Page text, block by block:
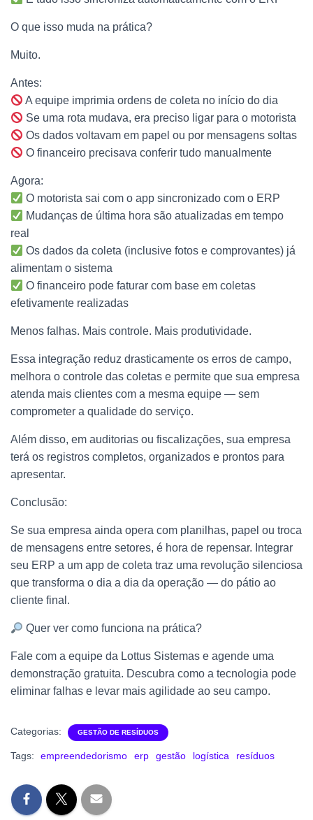
O que isso muda na prática?
Muito.
Antes:
A equipe imprimia ordens de coleta no início do dia
Se uma rota mudava, era preciso ligar para o motorista
Os dados voltavam em papel ou por mensagens soltas
O financeiro precisava conferir tudo manualmente
Agora:
O motorista sai com o app sincronizado com o ERP
Mudanças de última hora são atualizadas em tempo
real
Os dados da coleta (inclusive fotos e comprovantes) já
alimentam o sistema
O financeiro pode faturar com base em coletas
efetivamente realizadas
Menos falhas. Mais controle. Mais produtividade.
Essa integração reduz drasticamente os erros de campo,
melhora o controle das coletas e permite que sua empresa
atenda mais clientes com a mesma equipe — sem
comprometer a qualidade do serviço.
Além disso, em auditorias ou fiscalizações, sua empresa
terá os registros completos, organizados e prontos para
apresentar.
Conclusão:
Se sua empresa ainda opera com planilhas, papel ou troca
de mensagens entre setores, é hora de repensar. Integrar
seu ERP a um app de coleta traz uma revolução silenciosa
que transforma o dia a dia da operação — do pátio ao
cliente final.
Quer ver como funciona na prática?
Fale com a equipe da Lottus Sistemas e agende uma
demonstração gratuita. Descubra como a tecnologia pode
eliminar falhas e levar mais agilidade ao seu campo.
Categorias: GESTÃO DE RESÍDUOS
Tags: empreendedorismo erp gestão logística resíduos